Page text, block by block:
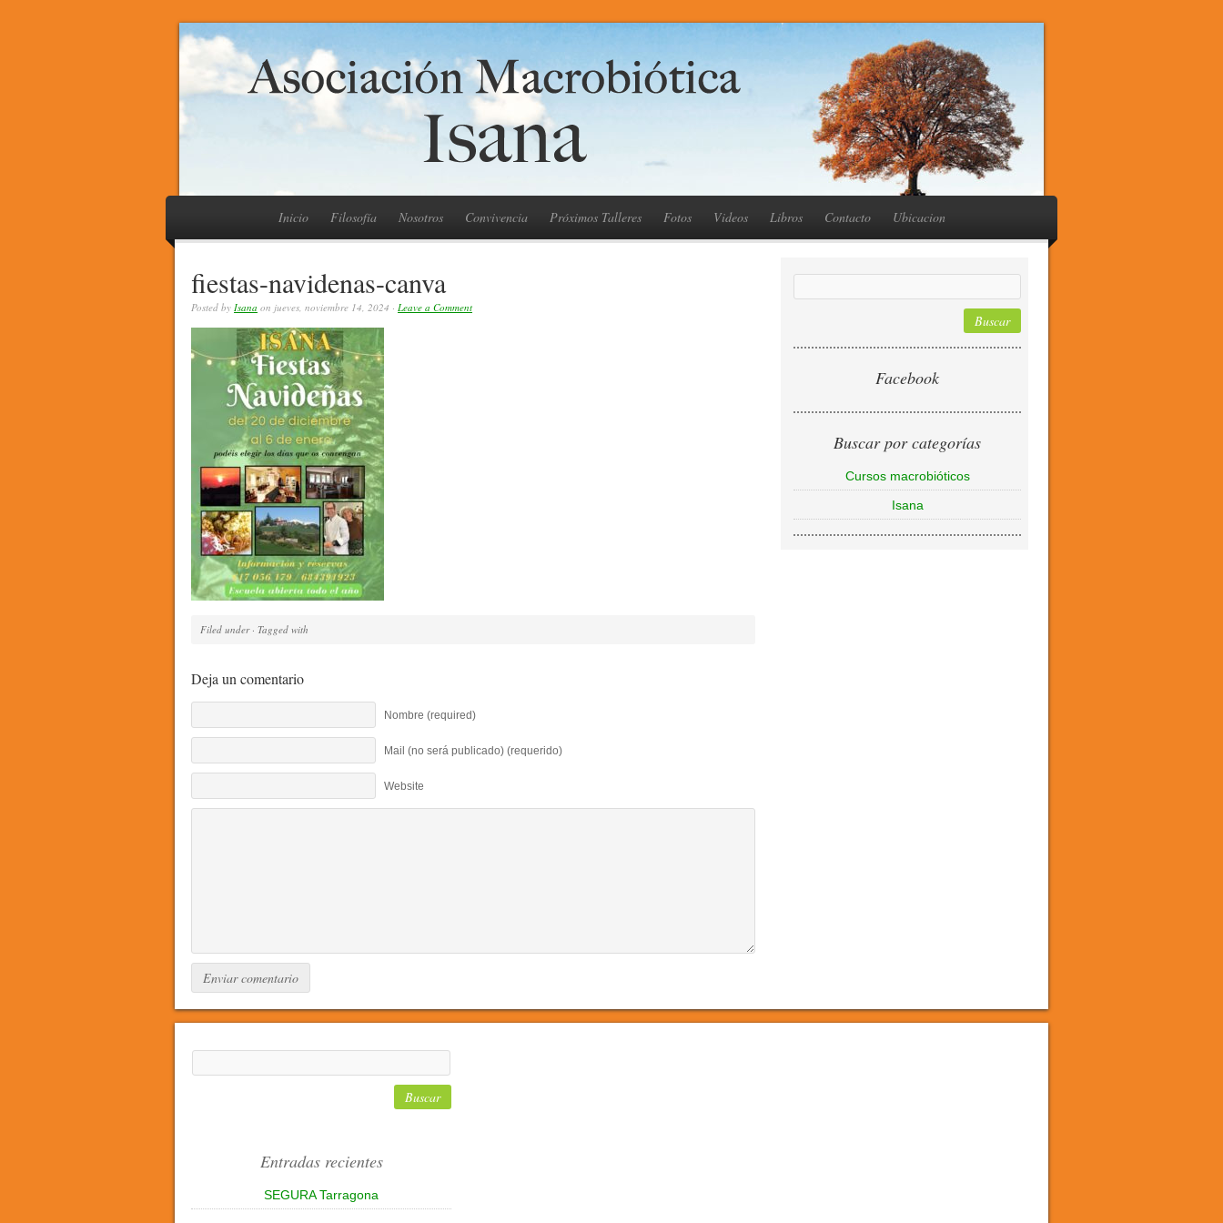
Inicio Filosofía Nosotros Convivencia Próximos Talleres Fotos Videos Libros Contacto Ubicacion
fiestas-navidenas-canva
Posted by Isana on jueves, noviembre 14, 2024 · Leave a Comment
Filed under · Tagged with
Deja un comentario
Nombre (required)
Mail (no será publicado) (requerido)
Website
Facebook
Buscar por categorías
Cursos macrobióticos
Isana
Entradas recientes
SEGURA Tarragona